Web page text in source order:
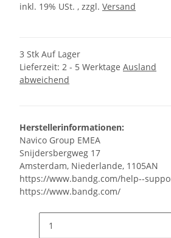
inkl. 19% USt. , zzgl. Versand
3 Stk Auf Lager
Lieferzeit: 2 - 5 Werktage Ausland
abweichend
Herstellerinformationen:
Navico Group EMEA
Snijdersbergweg 17
Amsterdam, Niederlande, 1105AN
https://www.bandg.com/help--
https://www.bandg.com/